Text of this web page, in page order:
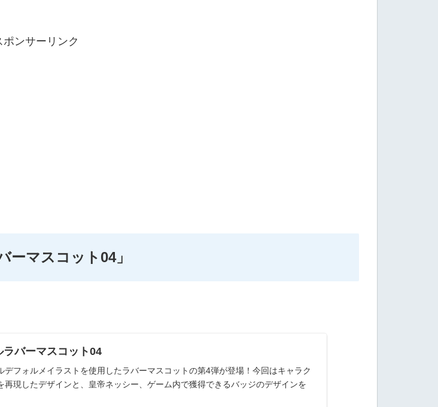
ポンサーリンク
ーマスコット04」
バーマスコット04
フォルメイラストを使用したラバーマスコットの第4弾が登場！今回はキャラク
再現したデザインと、皇帝ネッシー、ゲーム内で獲得できるバッジのデザインを